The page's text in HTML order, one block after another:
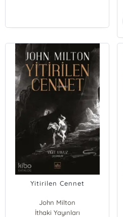
Yitirilen Cennet
John Milton
İthaki Yayınları